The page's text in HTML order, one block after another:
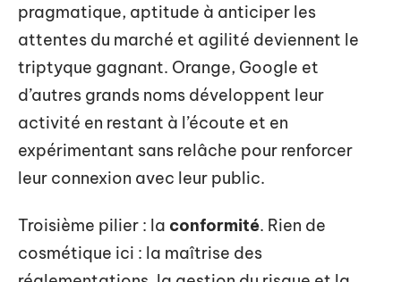
pragmatique, aptitude à anticiper les
attentes du marché et agilité deviennent le
triptyque gagnant. Orange, Google et
d’autres grands noms développent leur
activité en restant à l’écoute et en
expérimentant sans relâche pour renforcer
leur connexion avec leur public.
Troisième pilier : la conformité. Rien de
cosmétique ici : la maîtrise des